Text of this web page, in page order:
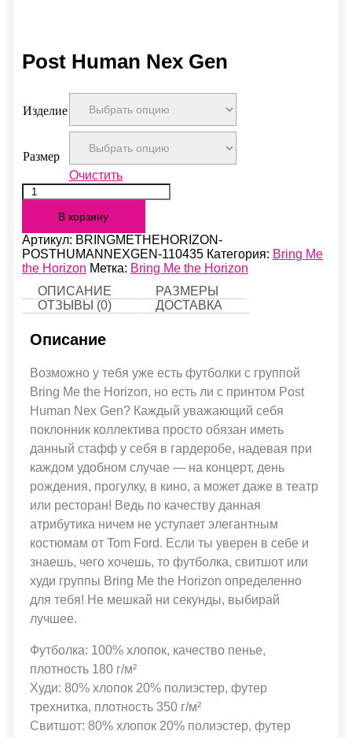
Post Human Nex Gen
Изделие
Размер
Очистить
Количество
Post
Nex
Gen
В корзину
Артикул: BRINGMETHEHORIZON-
POSTHUMANNEXGEN-110435 Категория: Bring Me
the Horizon Метка: Bring Me the Horizon
ОПИСАНИЕ
РАЗМЕРЫ
ОТЗЫВЫ (0)
ДОСТАВКА
Описание
Возможно у тебя уже есть футболки с группой
Bring Me the Horizon, но есть ли с принтом Post
Human Nex Gen? Каждый уважающий себя
поклонник коллектива просто обязан иметь
данный стафф у себя в гардеробе, надевая при
каждом удобном случае — на концерт, день
рождения, прогулку, в кино, а может даже в театр
или ресторан! Ведь по качеству данная
атрибутика ничем не уступает элегантным
костюмам от Tom Ford. Если ты уверен в себе и
знаешь, чего хочешь, то футболка, свитшот или
худи группы Bring Me the Horizon определенно
для тебя! Не мешкай ни секунды, выбирай
лучшее.
Футболка: 100% хлопок, качество пенье,
плотность 180 г/м²
Худи: 80% хлопок 20% полиэстер, футер
трехнитка, плотность 350 г/м²
Свитшот: 80% хлопок 20% полиэстер, футер